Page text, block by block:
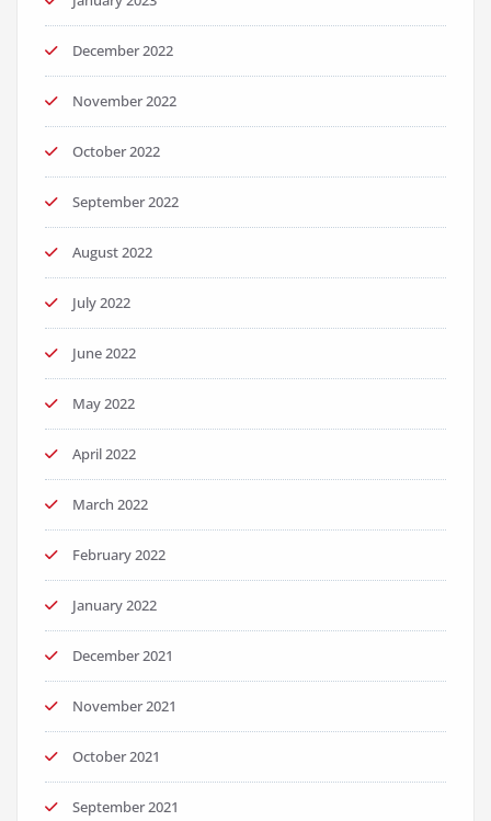
December 2022
November 2022
October 2022
September 2022
August 2022
July 2022
June 2022
May 2022
April 2022
March 2022
February 2022
January 2022
December 2021
November 2021
October 2021
September 2021